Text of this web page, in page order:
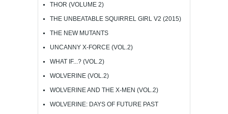
THOR (VOLUME 2)
THE UNBEATABLE SQUIRREL GIRL V2 (2015)
THE NEW MUTANTS
UNCANNY X-FORCE (VOL.2)
WHAT IF...? (VOL.2)
WOLVERINE (VOL.2)
WOLVERINE AND THE X-MEN (VOL.2)
WOLVERINE: DAYS OF FUTURE PAST